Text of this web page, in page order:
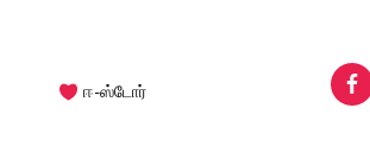
ஈ-ஸ்டோர்